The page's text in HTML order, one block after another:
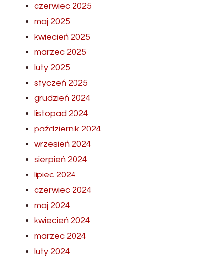
czerwiec 2025
maj 2025
kwiecień 2025
marzec 2025
luty 2025
styczeń 2025
grudzień 2024
listopad 2024
październik 2024
wrzesień 2024
sierpień 2024
lipiec 2024
czerwiec 2024
maj 2024
kwiecień 2024
marzec 2024
luty 2024